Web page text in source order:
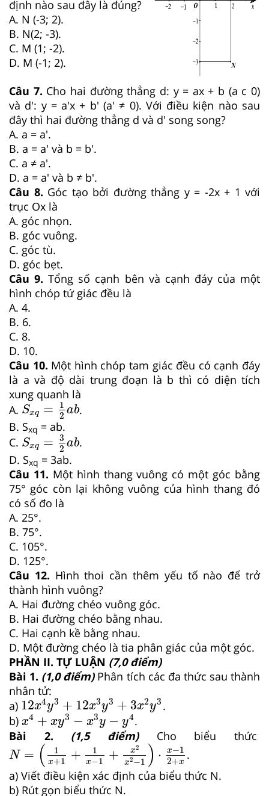
định nào sau đây là đúng?
A. N (-3; 2).
B. N(2; -3).
C. M (1; -2).
D. M (-1; 2).
Câu 7. Cho hai đường thẳng d: y = ax + b (a c 0)
và d': y = a'x + b' (a' ≠ 0). Với điều kiện nào sau
đây thì hai đường thẳng d và d' song song?
A. a = a'.
B. a = a' và b = b'.
C. a ≠ a'.
D. a = a' và b ≠ b'.
Câu 8. Góc tạo bởi đường thẳng y = -2x + 1 với
trục Ox là
A. góc nhọn.
B. góc vuông.
C. góc tù.
D. góc bẹt.
Câu 9.Tổng số cạnh bên và cạnh đáy của một
hình chóp tứ giác đều là
A. 4.
B. 6.
C. 8.
D. 10.
Câu 10. Một hình chóp tam giác đều có cạnh đáy
là a và độ dài trung đoạn là b thì có diện tích
xung quanh là
A. Sxq =
1
2 ab
Sx q=12ab.
B. Sxq = ab.
C. Sxq =
3
2 ab
Sxq=32 b.
D. Sxq = 3ab.
Câu 11. Một hình thang vuông có một góc bằng
75° góc còn lại không vuông của hình thang đó
có số đo là
A. 25°.
B. 75°.
C. 105°.
D. 125°.
Câu 12. Hình thoi cần thêm yếu tố nào để trở
thành hình vuông?
A. Hai đường chéo vuông góc.
B. Hai đường chéo bằng nhau.
C. Hai cạnh kề bằng nhau.
D. Một đường chéo là tia phân giác của một góc.
PHẦN II. TỰ LUẬN (7,0 điểm)
Bài 1. (1,0 điểm) Phân tích các đa thức sau thành
nhân tử:
a) 12x4y3 + 12x3y3 + 3x2y3
12 x4 y + 12 3 y3 + 3x 2 3.
b) x4 + xy3 − x3y − y4
x4+ xy 3− x3y−y
.
Bài 2. (1,5 điểm) Cho biểu thức
N = ( 1
x+1 + 1
x−1 + x2
x2−1 ) ⋅ x−1
2+x
N= x+1 1x−1 x2x2− 1⋅ x−1 2 x
.
a) Viết điều kiện xác định của biểu thức N.
b) Rút gọn biểu thức N.